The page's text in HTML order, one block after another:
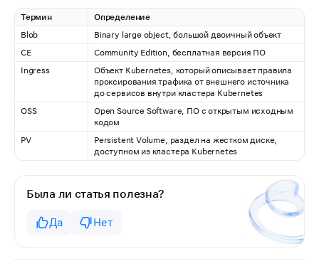
Термин
Определение
Blob
Binary large object, большой двоичный объект
CE
Community Edition, бесплатная версия ПО
Ingress
Объект Kubernetes, который описывает правила
проксирования трафика от внешнего источника
до сервисов внутри кластера Kubernetes
OSS
Open Source Software, ПО с открытым исходным
кодом
PV
Persistent Volume, раздел на жестком диске,
доступном из кластера Kubernetes
Была ли статья полезна?
Да Нет